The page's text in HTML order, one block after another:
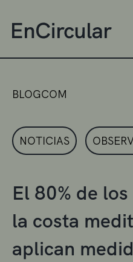
BLOGCOM
NOTICIAS
El 80% de
la costa
aplican